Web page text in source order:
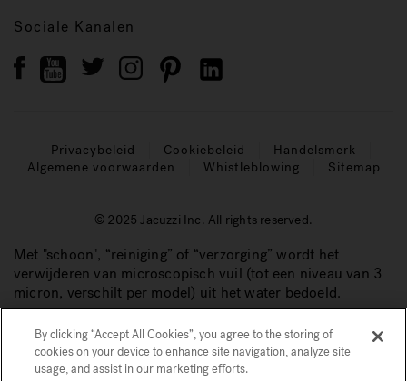
Sociale Kanalen
Privacybeleid Cookiebeleid
Handelsmerk
Algemene voorwaarden
Whistleblowing Sitemap
© 2025 Jacuzzi Inc. All rights reserved.
Met "schoon", “reiniging” of “verzorging” wordt het
verwijderen van microscopisch vuil (tot een niveau van 3
micron, verschilt per model) uit het water bedoeld.
By clicking “Accept All Cookies”, you agree to the storing of
cookies on your device to enhance site navigation, analyze site
usage, and assist in our marketing efforts.